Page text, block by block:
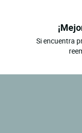
Si encuentra